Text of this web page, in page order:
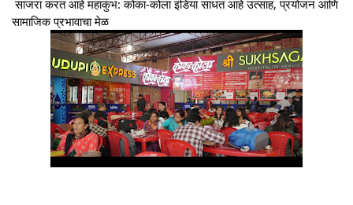
साजरा करत आहे महाकुंभ: कोका-कोला इंडिया साधत आहे उत्साह, प्रयोजन आणि
सामाजिक प्रभावाचा मेळ